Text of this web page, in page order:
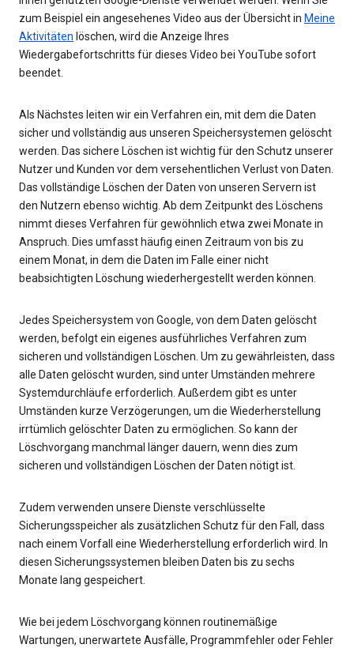
zum Beispiel ein angesehenes Video aus der Übersicht in Meine
Aktivitäten löschen, wird die Anzeige Ihres
Wiedergabefortschritts für dieses Video bei YouTube sofort
beendet.
Als Nächstes leiten wir ein Verfahren ein, mit dem die Daten
sicher und vollständig aus unseren Speichersystemen gelöscht
werden. Das sichere Löschen ist wichtig für den Schutz unserer
Nutzer und Kunden vor dem versehentlichen Verlust von Daten.
Das vollständige Löschen der Daten von unseren Servern ist
den Nutzern ebenso wichtig. Ab dem Zeitpunkt des Löschens
nimmt dieses Verfahren für gewöhnlich etwa zwei Monate in
Anspruch. Dies umfasst häufig einen Zeitraum von bis zu
einem Monat, in dem die Daten im Falle einer nicht
beabsichtigten Löschung wiederhergestellt werden können.
Jedes Speichersystem von Google, von dem Daten gelöscht
werden, befolgt ein eigenes ausführliches Verfahren zum
sicheren und vollständigen Löschen. Um zu gewährleisten, dass
alle Daten gelöscht wurden, sind unter Umständen mehrere
Systemdurchläufe erforderlich. Außerdem gibt es unter
Umständen kurze Verzögerungen, um die Wiederherstellung
irrtümlich gelöschter Daten zu ermöglichen. So kann der
Löschvorgang manchmal länger dauern, wenn dies zum
sicheren und vollständigen Löschen der Daten nötigt ist.
Zudem verwenden unsere Dienste verschlüsselte
Sicherungsspeicher als zusätzlichen Schutz für den Fall, dass
nach einem Vorfall eine Wiederherstellung erforderlich wird. In
diesen Sicherungssystemen bleiben Daten bis zu sechs
Monate lang gespeichert.
Wie bei jedem Löschvorgang können routinemäßige
Wartungen, unerwartete Ausfälle, Programmfehler oder Fehler